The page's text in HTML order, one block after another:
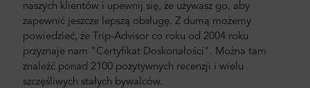
naszych klientów i upewnij się, że używasz go, aby
zapewnić jeszcze lepszą obsługę. Z dumą możemy
powiedzieć, że Trip-Advisor co roku od 2004 roku
przyznaje nam "Certyfikat Doskonałości". Można tam
znaleźć ponad 2100 pozytywnych recenzji i wielu
szczęśliwych stałych bywalców.